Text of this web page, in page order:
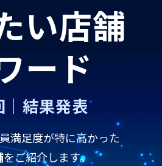
い店舗
ード
│結果発表
満足度が特に高かった
をご紹介します。